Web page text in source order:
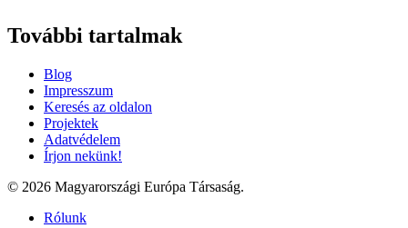
További tartalmak
Blog
Impresszum
Keresés az oldalon
Projektek
Adatvédelem
Írjon nekünk!
© 2026 Magyarországi Európa Társaság.
Rólunk